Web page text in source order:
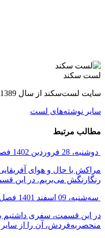
لست سکند
سایت لست‌سکند از سال 1389 آغاز به کار کرد. از همان ابتدا، بخش مجله گردشگری راه‌اندازی شد تا بتواند با توجه به نیاز اهالی سفر، اطلاعات به‌روز و کاربردی را با مخاطبان به اشتراک بگذارد.
سایر نوشته‌های لست
مطالب مرتبط
دوشنبه، 28 فروردین 1402 فصل 3 قسمت 15؛ مراکش
مراکش با حال و هوای
رنگارنگش می‌بریم. در این
سه‌شنبه، 09 اسفند 1401 فصل 3 قسمت 14؛ اسپانیا، سرزمین ماتادورها
در این قسمت، سفری داشتیم
منحصربه‌فردش، آن را از سایر